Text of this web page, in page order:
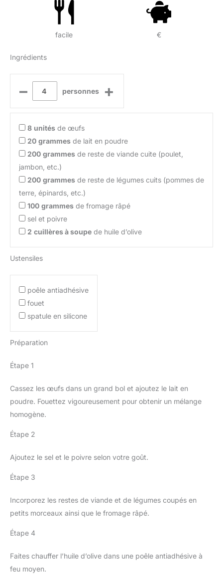
facile €
Ingrédients
– personnes +
8 unités de œufs
20 grammes de lait en poudre
200 grammes de reste de viande cuite (poulet,
jambon, etc.)
200 grammes de reste de légumes cuits (pommes de
terre, épinards, etc.)
100 grammes de fromage râpé
sel et poivre
2 cuillères à soupe de huile d’olive
Ustensiles
poêle antiadhésive
fouet
spatule en silicone
Préparation
Étape 1
Cassez les œufs dans un grand bol et ajoutez le lait en
poudre. Fouettez vigoureusement pour obtenir un mélange
homogène.
Étape 2
Ajoutez le sel et le poivre selon votre goût.
Étape 3
Incorporez les restes de viande et de légumes coupés en
petits morceaux ainsi que le fromage râpé.
Étape 4
Faites chauffer l’huile d’olive dans une poêle antiadhésive à
feu moyen.